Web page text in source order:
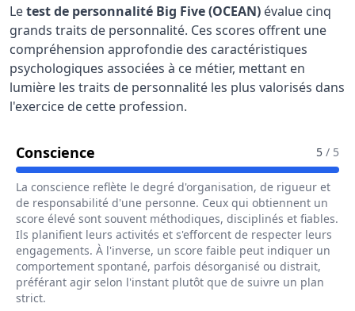
Letest de personnalité Big Five (OCEAN) évalue cinq
grands traits de personnalité. Ces scores offrent une
compréhension approfondie des caractéristiques
psychologiques associées à ce métier, mettant en
lumière les traits de personnalité les plus valorisés dans
l'exercice de cette profession.
Conscience Pour Le Métier De Responsable5 / 5
La conscience reflète le degré d'organisation, de rigueur et
de responsabilité d'une personne. Ceux qui obtiennent un
score élevé sont souvent méthodiques, disciplinés et fiables.
Ils planifient leurs activités et s'efforcent de respecter leurs
engagements. À l'inverse, un score faible peut indiquer un
comportement spontané, parfois désorganisé ou distrait,
préférant agir selon l'instant plutôt que de suivre un plan
strict.